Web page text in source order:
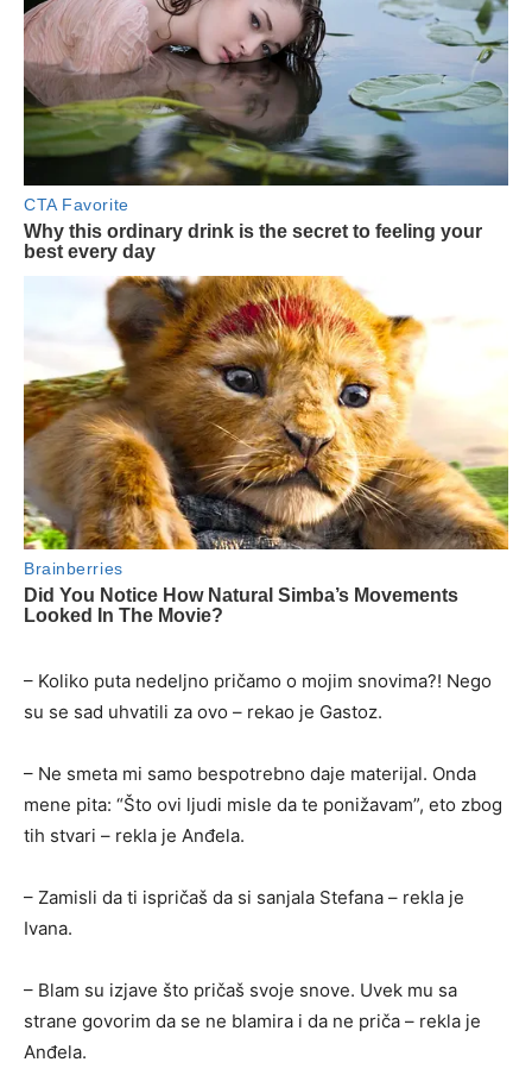
– Koliko puta nedeljno pričamo o mojim snovima?! Nego
su se sad uhvatili za ovo – rekao je Gastoz.
– Ne smeta mi samo bespotrebno daje materijal. Onda
mene pita: “Što ovi ljudi misle da te ponižavam”, eto zbog
tih stvari – rekla je Anđela.
– Zamisli da ti ispričaš da si sanjala Stefana – rekla je
Ivana.
– Blam su izjave što pričaš svoje snove. Uvek mu sa
strane govorim da se ne blamira i da ne priča – rekla je
Anđela.